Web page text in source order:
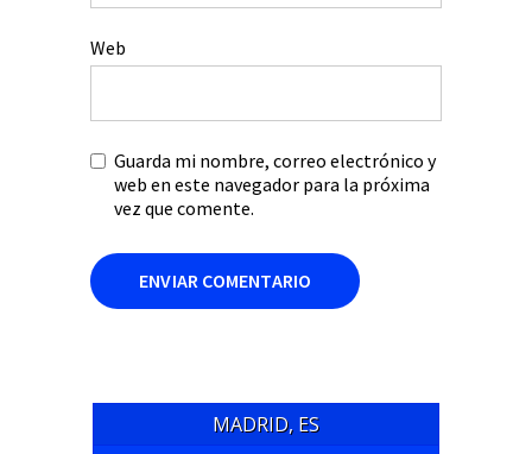
Web
Guarda mi nombre, correo electrónico y
web en este navegador para la próxima
vez que comente.
MADRID, ES